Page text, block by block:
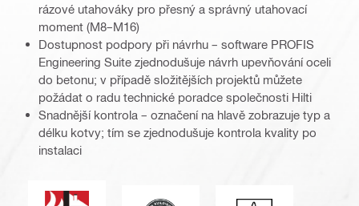
rázové utahováky pro přesný a správný utahovací
moment (M8–M16)
Dostupnost podpory při návrhu – software PROFIS
Engineering Suite zjednodušuje návrh upevňování oceli
do betonu; v případě složitějších projektů můžete
požádat o radu technické poradce společnosti Hilti
Snadnější kontrola – označení na hlavě zobrazuje typ a
délku kotvy; tím se zjednodušuje kontrola kvality po
instalaci
Odolnost proti ohniLeadership v designu energie a
Seizmické zatížení